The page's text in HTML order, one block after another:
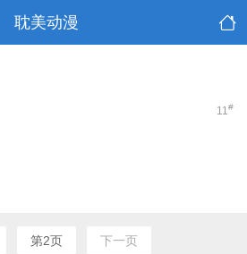
耽美动漫
11#
第2页 下一页